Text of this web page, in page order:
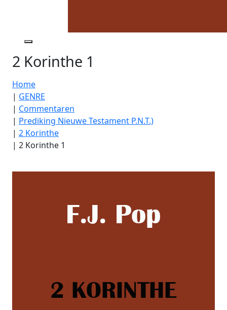
2 Korinthe 1
Home
| GENRE
| Commentaren
| Prediking Nieuwe Testament P.N.T.)
| 2 Korinthe
| 2 Korinthe 1